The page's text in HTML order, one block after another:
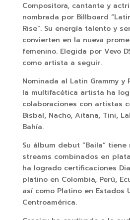
Compositora, cantante y
nombrada por Billboard
Rise”. Su energía talento y
convierten en la nueva
femenino. Elegida por Vevo
como artista a seguir.
Nominada al Latin Grammy y
la multifacética artista ha
colaboraciones con artistas
Bisbal, Nacho, Aitana, Tini,
Bahía.
Su álbum debut “Baila”
streams combinados en
ha logrado certificaciones
platino en Colombia, Perú,
así como Platino en Estados
Centroamérica.